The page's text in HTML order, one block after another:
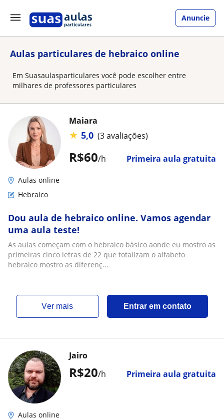
Anuncie
Aulas particulares de hebraico online
Em Suasaulasparticulares você pode escolher entre
milhares de professores particulares
R$60/h Primeira aula gratuita
Maiara
★ 5,0 (3 avaliações)
Aulas online
Hebraico
Dou aula de hebraico online. Vamos agendar
uma aula teste!
As aulas começam com o hebraico básico aonde eu mostro as
primeiras cinco letras de 22 que totalizam o alfabeto
hebraico mostro as diferenç...
ver mais Entrar em contato
R$20/h Primeira aula gratuita
Jairo
Aulas online